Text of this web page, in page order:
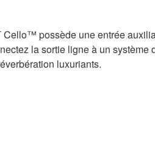
possède une entrée
la sortie ligne à un
luxuriants.